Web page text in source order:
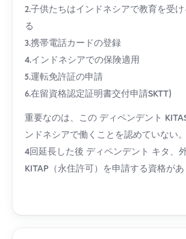
2.子供たちはインドネシアで教育を受
る
3.携帯電話カードの登録
4.インドネシアでの保険適用
5.運転免許証の申請
6.在留資格認定証明書交付申請SKTT)
重要なのは、この ディペンデント
ンドネシアで働くことを認めていない。
4回延長した後 ディペンデント キタ、
KITAP（永住許可）を申請する資格があ